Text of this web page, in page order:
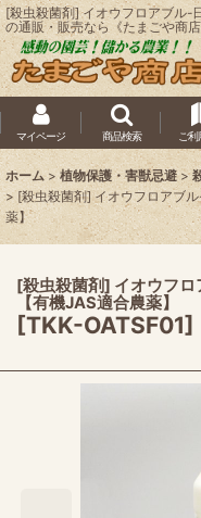
[殺虫殺菌剤] イオウフロアブル-
の通販・販売なら《たまごや商店
マイページ 商品検索 ご
ホーム > 植物保護・害獣忌避 >
> [殺虫殺菌剤] イオウフロアブ
薬】
[殺虫殺菌剤] イオウフロ
【有機JAS適合農薬】
[TKK-OATSF01]